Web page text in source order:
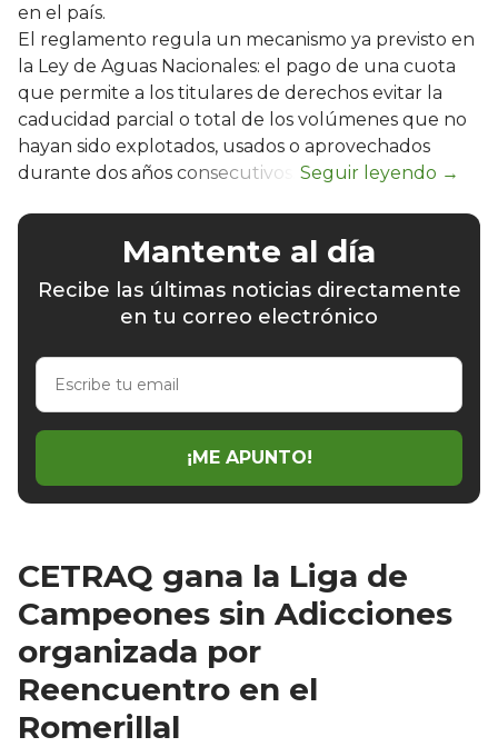
en el país.
El reglamento regula un mecanismo ya previsto en
la Ley de Aguas Nacionales: el pago de una cuota
que permite a los titulares de derechos evitar la
caducidad parcial o total de los volúmenes que no
hayan sido explotados, usados o aprovechados
durante dos años consecutivos.
Mantente al día
Recibe las últimas noticias directamente
en tu correo electrónico
Escribe
email
¡ME APUNTO!
CETRAQ gana la Liga de
Campeones sin Adicciones
organizada por
Reencuentro en el
Romerillal